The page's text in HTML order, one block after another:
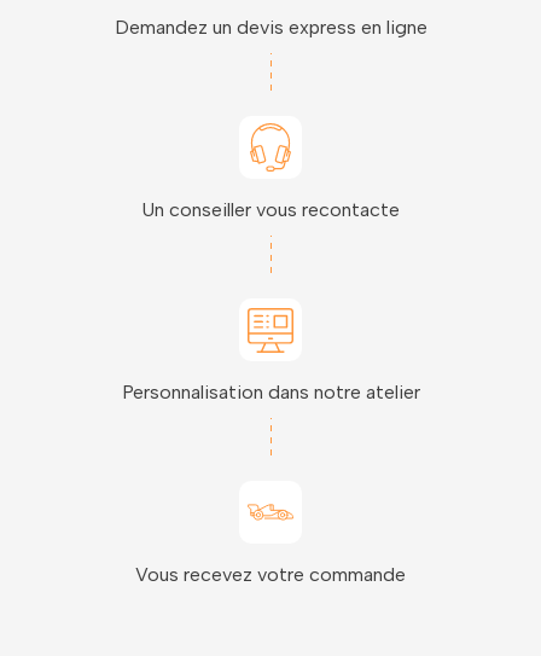
Demandez un devis express en ligne
Un conseiller vous recontacte
Personnalisation dans notre atelier
Vous recevez votre commande